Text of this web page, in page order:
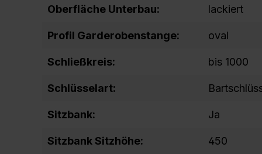
Oberfläche Unterbau: lackiert
Profil Garderobenstange: oval
Schließkreis: bis 1000
Schlüsselart:
Sitzbank: Ja
Sitzbank Sitzhöhe: 450